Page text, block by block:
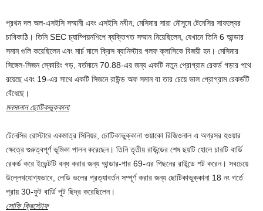
প্রথম দল অল-এসইসি সম্মানী এবং এসইসি নবীন, মেসিমার সারা মৌসুমে টেনেসির সাফল্যের
চাবিকাঠি। তিনি SEC চ্যাম্পিয়নশিপে ব্যক্তিগত সম্মান নিয়েছিলেন, যেখানে তিনি 6 আন্ডার
সমান গুলি করেছিলেন এবং মার্চ মাসে ক্রিস ব্যানিস্টার গলফ ক্লাসিকে বিজয়ী হন। মেসিমার
সিঙ্গেল-সিজন স্কোরিং গড়, বর্তমানে 70.88-এর জন্য একটি নতুন প্রোগ্রাম রেকর্ড গড়ার পথে
রয়েছে এবং 19-এর সাথে একটি সিজনে রাউন্ড অফ সমান বা তার চেয়ে ভাল প্রোগ্রাম রেকর্ডটি
বেঁধেছে।
মনসানান ছোটিকভুক্কানা
টেনেসির রোস্টারে একমাত্র সিনিয়র, চোটিকাভুক্কানা ওয়াকো রিজিওনাল এ অগ্রসর হওয়ার
ক্ষেত্রে গুরুত্বপূর্ণ ভূমিকা পালন করেছেন। তিনি তৃতীয় রাউন্ডের শেষ ছয়টি হোলে চারটি বার্ডি
রেকর্ড করে ইভেন্টটি বন্ধ করার জন্য আন্ডার-পার 69-এর পিছনের রাউন্ডে শট করেন। সবচেয়ে
উল্লেখযোগ্যভাবে, লেডি ভলের প্রত্যাবর্তন সম্পূর্ণ করার জন্য ছোটিকাভুক্কানা 18 নং গর্তে
প্রায় 30-ফুট বার্ডি পুট ছিদ্র করেছিলেন।
সোফি ক্রিস্টোফ